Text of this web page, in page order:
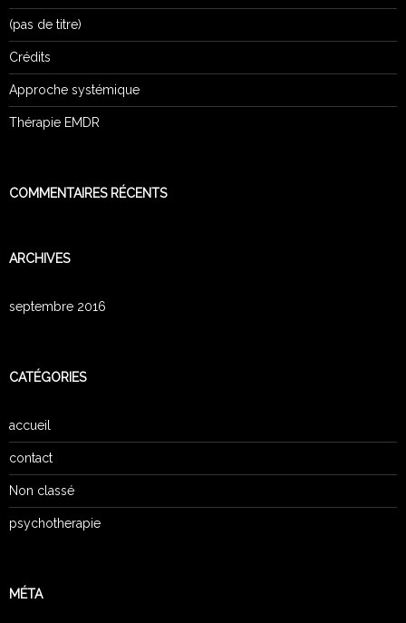
(pas de titre)
Crédits
Approche systémique
Thérapie EMDR
COMMENTAIRES RÉCENTS
ARCHIVES
septembre 2016
CATÉGORIES
accueil
contact
Non classé
psychotherapie
MÉTA